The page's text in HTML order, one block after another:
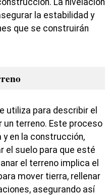
la estabilidad y
que se construirán
utiliza para describir el
un terreno. Este proceso
en la construcción,
el suelo para que esté
el terreno implica el
mover tierra, rellenar
asegurando así